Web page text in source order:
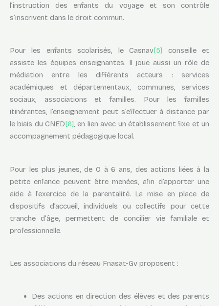
l’instruction des enfants du voyage et son contrôle
s’inscrivent dans le droit commun.
Pour les enfants scolarisés, le Casnav[5]
conseille et
assiste les équipes enseignantes. Il joue aussi un rôle de
médiation entre les différents acteurs : services
académiques et départementaux, communes, services
sociaux, associations et familles. Pour les familles
itinérantes, l‘enseignement peut s’effectuer à distance par
le biais du CNED [6], en lien avec un établissement fixe et un
accompagnement pédagogique local.
Pour les plus jeunes, de 0 à 6 ans, des actions liées à la
petite enfance peuvent être menées, afin d’apporter une
aide à l’exercice de la parentalité. La mise en place de
dispositifs d’accueil, individuels ou collectifs pour cette
tranche d’âge, permettent de concilier vie familiale et
professionnelle.
Les associations du réseau Fnasat-Gv proposent :
Des actions en direction des élèves et des parents